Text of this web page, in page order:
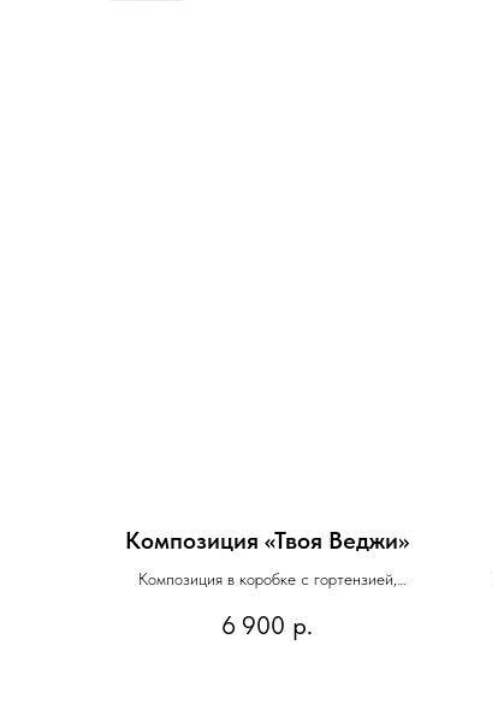
Композиция «Твоя Веджи»
Композиция в коробке с гортензией,
Веджи и форзицией
6 900 р.